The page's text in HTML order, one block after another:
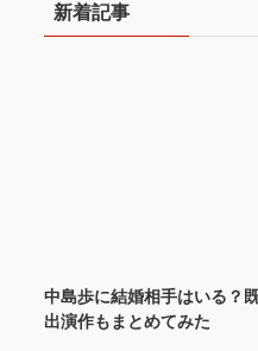
ブ新着記事
中島歩に結婚相手はいる？
出演作もまとめてみた